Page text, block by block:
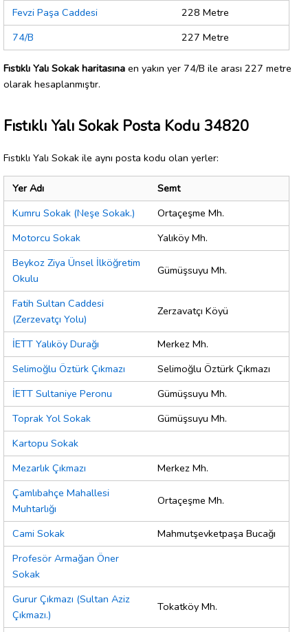
Fevzi Paşa Caddesi
228 Metre
74/B
227 Metre
Fıstıklı Yalı Sokak haritasına en yakın yer 74/B ile arası 227 metre
olarak hesaplanmıştır.
Fıstıklı Yalı Sokak Posta Kodu 34820
Fıstıklı Yalı Sokak ile aynı posta kodu olan yerler:
Yer Adı
Semt
Kumru Sokak (Neşe Sokak.)
Ortaçeşme Mh.
Motorcu Sokak
Yalıköy Mh.
Beykoz Ziya Ünsel İlköğretim
Okulu
Gümüşsuyu Mh.
Fatih Sultan Caddesi
(Zerzevatçı Yolu)
Zerzavatçı Köyü
İETT Yalıköy Durağı
Merkez Mh.
Selimoğlu Öztürk Çıkmazı
Selimoğlu Öztürk Çıkmazı
İETT Sultaniye Peronu
Gümüşsuyu Mh.
Toprak Yol Sokak
Gümüşsuyu Mh.
Kartopu Sokak
Mezarlık Çıkmazı
Merkez Mh.
Çamlıbahçe Mahallesi
Muhtarlığı
Ortaçeşme Mh.
Cami Sokak
Mahmutşevketpaşa Bucağı
Profesör Armağan Öner
Sokak
Gurur Çıkmazı (Sultan Aziz
Çıkmazı.)
Tokatköy Mh.